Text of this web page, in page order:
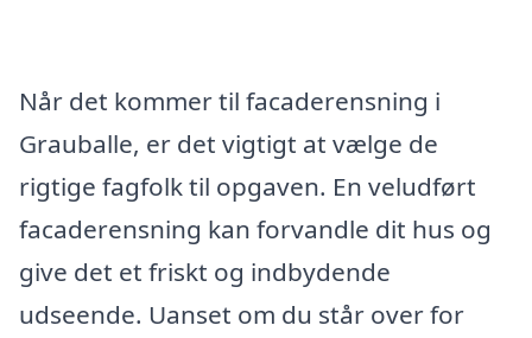
Når det kommer til facaderensning i
Grauballe, er det vigtigt at vælge de
rigtige fagfolk til opgaven. En veludført
facaderensning kan forvandle dit hus og
give det et friskt og indbydende
udseende. Uanset om du står over for